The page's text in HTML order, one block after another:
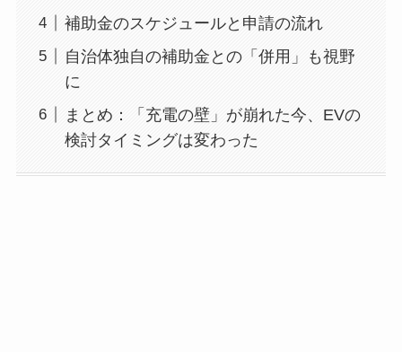
補助金のスケジュールと申請の流れ
自治体独自の補助金との「併用」も視野
に
まとめ：「充電の壁」が崩れた今、EVの
検討タイミングは変わった